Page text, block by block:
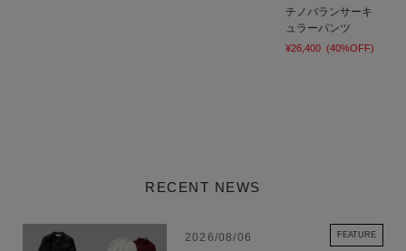
チノバランサーキ
ュラーパンツ
¥26,400 (40%OFF)
RECENT NEWS
2026/08/06 FEATURE